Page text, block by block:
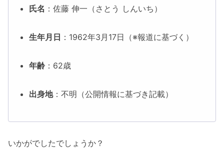
氏名 ：佐藤 伸一（さとう しんいち）
生年月日 ：1962年3月17日（※報道に基づく）
年齢 ：62歳
出身地：不明（公開情報に基づき記載）
いかがでしたでしょうか？